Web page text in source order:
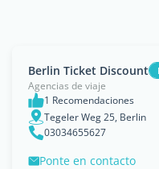
Berlin Ticket Discount
Agencias de viaje
1 Recomendaciones
Tegeler Weg 25, Berlin
03034655627
Ponte en contacto